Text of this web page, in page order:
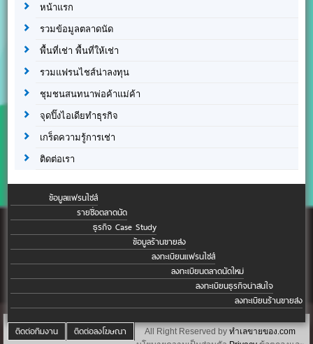
หน้าแรก
รวมข้อมูลตลาดนัด
พื้นที่เช่า พื้นที่ให้เช่า
รวมแฟรนไชส์น่าลงทุน
ชุมชนสนทนาพ่อค้าแม่ค้า
จุดปิ๊งไอเดียทำธุรกิจ
เกร็ดความรู้การเช่า
ติดต่อเรา
ข้อมูลแฟรนไชส์
รายชื่อตลาดนัด
ธุรกิจ Case Study
ข้อมูลร้านขายส่ง
ลงทะเบียนแฟรนไชส์
ลงทะเบียนตลาดนัดใหม่
ลงทะเบียนธุรกิจน่าสนใจ
ลงทะเบียนร้านขายส่ง
ติดต่อทีมงาน ติดต่อลงโฆษณา All Right Reserved by ทำเลขายของ.com